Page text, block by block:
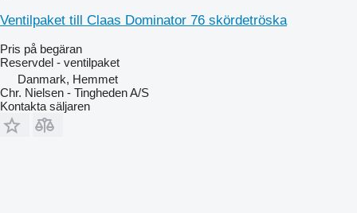
Ventilpaket till Claas Dominator 76 skördetröska
Pris på begäran
Reservdel - ventilpaket
Danmark, Hemmet
Chr. Nielsen - Tingheden A/S
Kontakta säljaren